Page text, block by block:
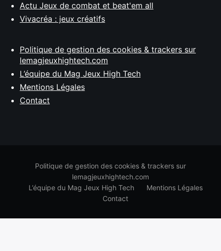
Actu Jeux de combat et beat'em all
Vivacréa : jeux créatifs
Politique de gestion des cookies & trackers sur
lemagjeuxhightech.com
L’équipe du Mag Jeux High Tech
Mentions Légales
Contact
Politique de gestion des cookies & trackers sur
lemagjeuxhightech.com
L’équipe du Mag Jeux High Tech
Mentions Légales
Contact